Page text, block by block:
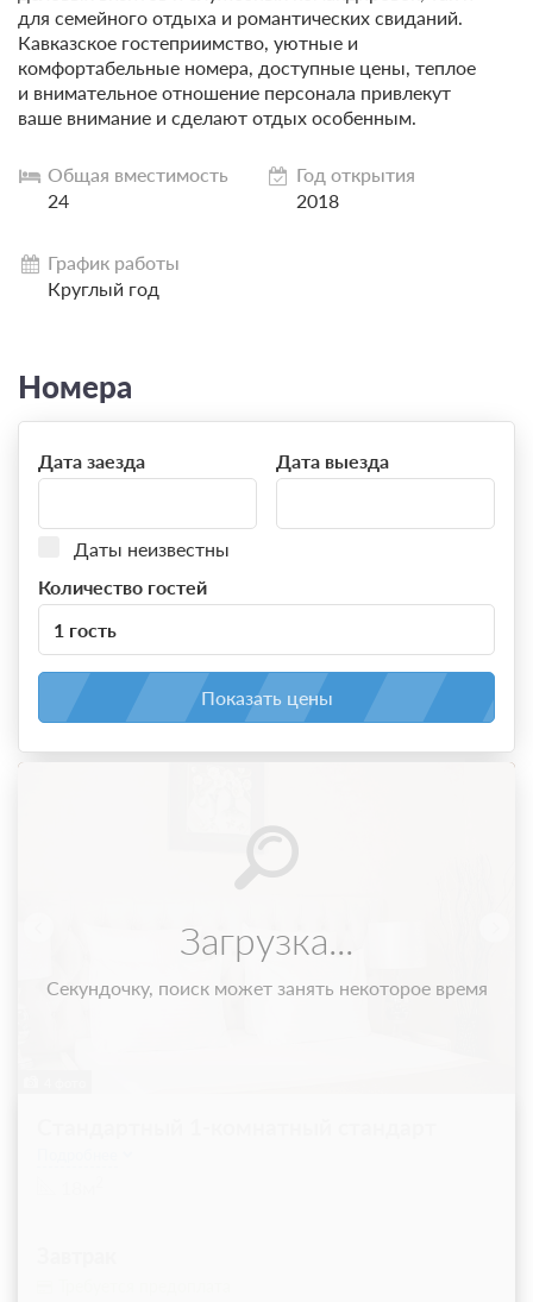
для семейного отдыха и романтических свиданий.
Кавказское гостеприимство, уютные и
комфортабельные номера, доступные цены, теплое
и внимательное отношение персонала привлекут
ваше внимание и сделают отдых особенным.
Общая вместимость
24
Год открытия
2018
График работы
Круглый год
Номера
Дата заезда Дата выезда
Даты неизвестны
Количество гостей
1 гость
Показать цены
Загрузка...
Секундочку, поиск может занять некоторое время